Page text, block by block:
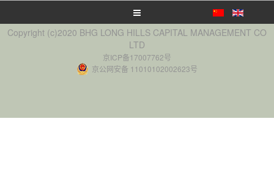
Copyright (c)2020 BHG LONG HILLS CAPITAL MANAGEMENT CO
LTD
京ICP备17007762号
京公网安备 11010102002623号